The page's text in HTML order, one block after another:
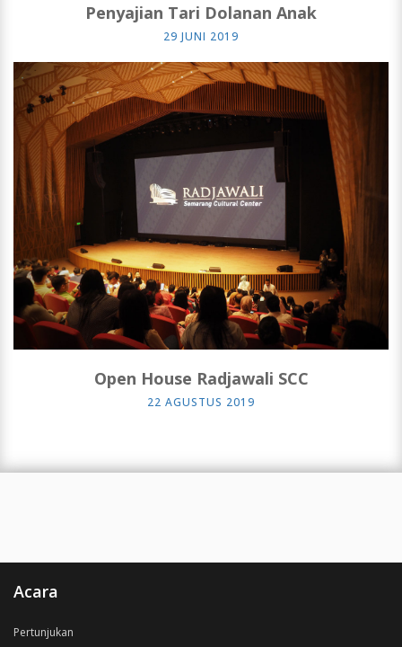
Penyajian Tari Dolanan Anak
29 JUNI 2019
Open House Radjawali SCC
22 AGUSTUS 2019
Acara
Pertunjukan